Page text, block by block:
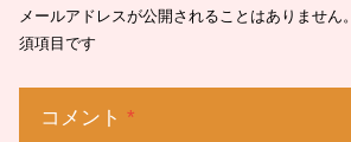
メールアドレスが公開されることはありません。
須項目です
コメント *